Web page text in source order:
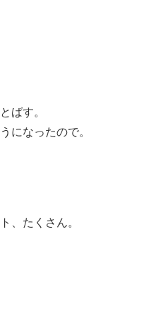
ばす。
になったので。
、たくさん。